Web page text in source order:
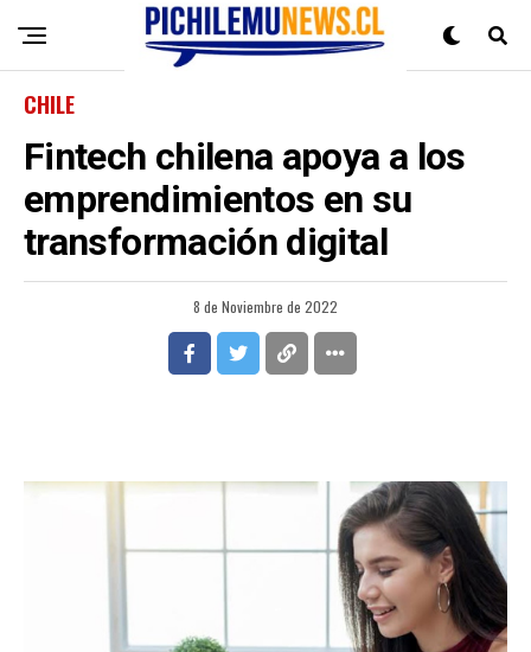
CHILE
Fintech chilena apoya a los
emprendimientos en su
transformación digital
8 de Noviembre de 2022